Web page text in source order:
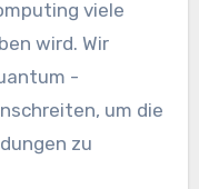
viele
wird. Wir
-
um die
zu